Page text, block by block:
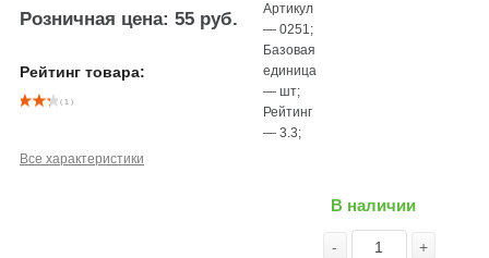
Розничная цена: 55 руб.
Рейтинг товара:
( 1 )
Артикул
—0251;
Базовая
единица
—шт;
Рейтинг
—3.3;
Все характеристики
В наличии
- +